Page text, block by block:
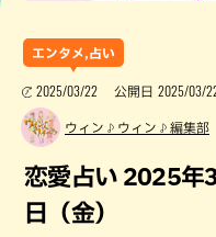
エンタメ,占い
2025/03/22 公開日 2025/03/
ウィン♪ウィン♪編集部
恋愛占い 2025年
日（金）